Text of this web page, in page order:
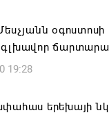
16:21
ղեկավար
աշխատանքներ՝
գլխավոր
19:28
երեխայի